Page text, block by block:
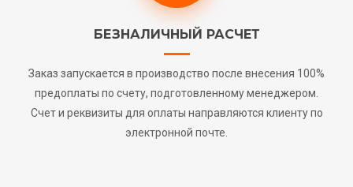
БЕЗНАЛИЧНЫЙ РАСЧЕТ
Заказ запускается в производство после внесения 100%
предоплаты по счету, подготовленному менеджером.
Счет и реквизиты для оплаты направляются клиенту по
электронной почте.